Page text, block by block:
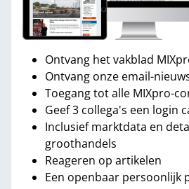
Ontvang het vakblad
Ontvang onze email-
Toegang tot alle MIXpro-
Geef 3 collega's een login
Inclusief marktdata en
groothandels
Reageren op artikelen
Een openbaar persoonlijk